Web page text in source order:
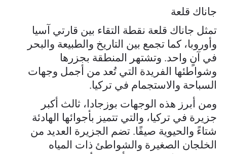
جاناك قلعة
تمثل جاناك قلعة نقطة التقاء بين قارتي آسيا
وأوروبا، كما تجمع بين التاريخ والطبيعة والبحر
في آنٍ واحد. وتشتهر المنطقة بجزرها
وشواطئها الفريدة التي تُعد من أجمل وجهات
السباحة والاستجمام في تركيا.
ومن أبرز هذه الوجهات بوزجادا، ثالث أكبر
جزيرة في تركيا، والتي تتميز بأجوائها الهادئة
شتاءً والحيوية صيفًا. تضم الجزيرة العديد من
الخلجان الصغيرة والشواطئ ذات المياه